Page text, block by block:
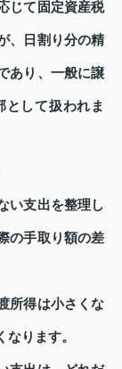
じて固定資産税
、日割り分の精
あり、一般に譲
として扱われま
い支出を整理し
の手取り額の差
所得は小さくな
ります。